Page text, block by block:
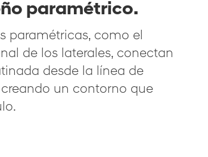
paramétrico.
paramétricas, como el
de los laterales, conectan
desde la línea de
un contorno que